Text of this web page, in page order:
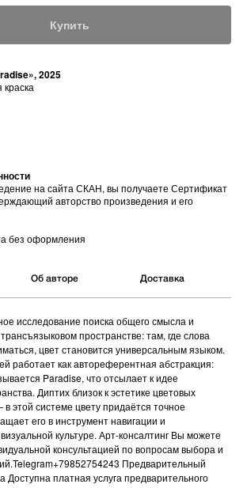
Купить
2025
на сайта СКАН, вы получаете Сертификат
авторство произведения и его
без оформления
Об авторе Доставка
исследование поиска общего смысла и
пространстве: там, где слова
цвет становится универсальным языком.
работает как автореферентная абстракция:
Paradise, что отсылает к идее
Диптих близок к эстетике цветовых
этой системе цвету придаётся точное
его в инструмент навигации и
культуре. Арт-консалтинг Вы можете
консультацией по вопросам выбора и
Предварительный
Доступна платная услуга предварительного